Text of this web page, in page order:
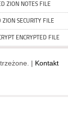
ZION NOTES FILE
ZION SECURITY FILE
ENCRYPTED FILE
| Kontakt